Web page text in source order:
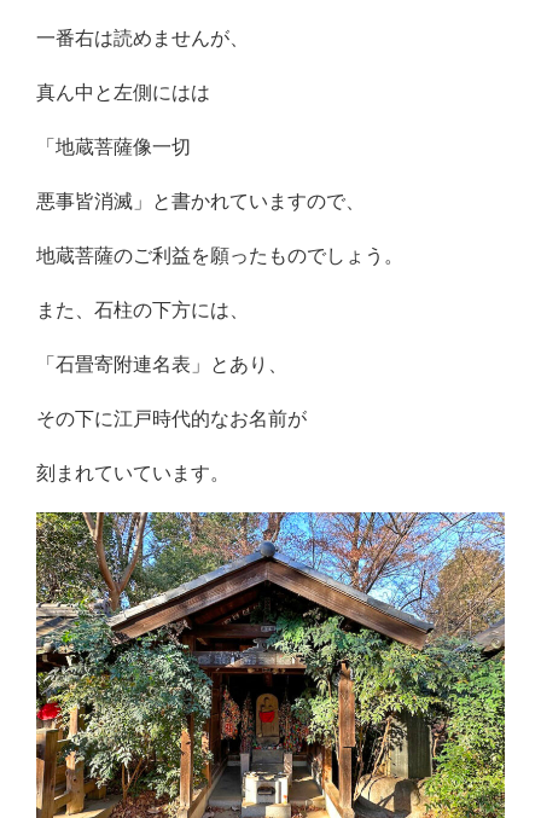
一番右は読めませんが、
真ん中と左側にはは
「地蔵菩薩像一切
悪事皆消滅」と書かれていますので、
地蔵菩薩のご利益を願ったものでしょう。
また、石柱の下方には、
「石畳寄附連名表」とあり、
その下に江戸時代的なお名前が
刻まれていています。